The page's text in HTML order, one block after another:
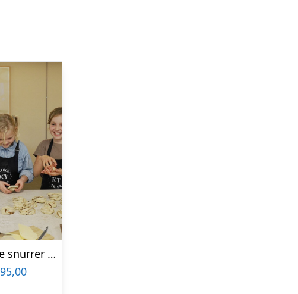
Lær at lave snurrer på familie-bagekursus hos Karoline Trier